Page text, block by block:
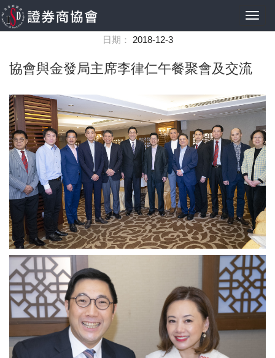
日期： 2018-12-3
協會與金發局主席李律仁午餐聚會及交流